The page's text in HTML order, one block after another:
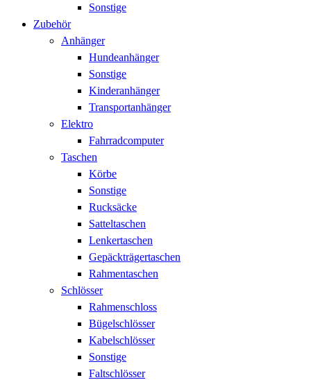
Sonstige
Zubehör
Anhänger
Hundeanhänger
Sonstige
Kinderanhänger
Transportanhänger
Elektro
Fahrradcomputer
Taschen
Körbe
Sonstige
Rucksäcke
Satteltaschen
Lenkertaschen
Gepäckträgertaschen
Rahmentaschen
Schlösser
Rahmenschloss
Bügelschlösser
Kabelschlösser
Sonstige
Faltschlösser